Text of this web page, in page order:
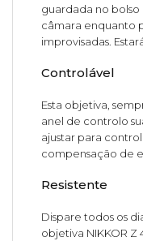
guardada no bolso
câmara enquanto
improvisadas.
Controlável
Esta objetiva,
anel de controlo
ajustar para
compensação de
Resistente
Dispare todos os
objetiva NIKKOR Z